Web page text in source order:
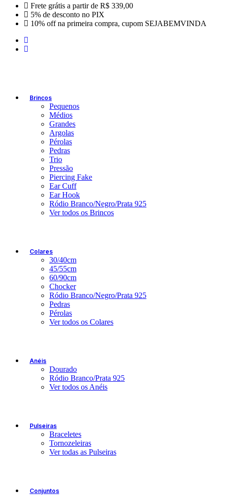
Frete grátis a partir de R$ 339,00
5% de desconto no PIX
10% off na primeira compra, cupom SEJABEMVINDA
Brincos
Pequenos
Médios
Grandes
Argolas
Pérolas
Pedras
Trio
Pressão
Piercing Fake
Ear Cuff
Ear Hook
Ródio Branco/Negro/Prata 925
Ver todos os Brincos
Colares
30/40cm
45/55cm
60/90cm
Chocker
Ródio Branco/Negro/Prata 925
Pedras
Pérolas
Ver todos os Colares
Anéis
Dourado
Ródio Branco/Prata 925
Ver todos os Anéis
Pulseiras
Braceletes
Tornozeleiras
Ver todas as Pulseiras
Conjuntos